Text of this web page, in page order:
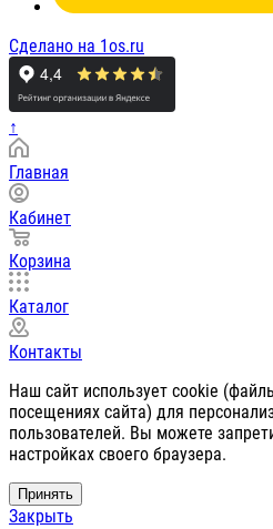
Сделано на 1os.ru
↑
Главная
Кабинет
Корзина
Каталог
Контакты
Наш сайт использует cookie
посещениях сайта) для
пользователей. Вы можете
настройках своего браузера.
Принять
Закрыть